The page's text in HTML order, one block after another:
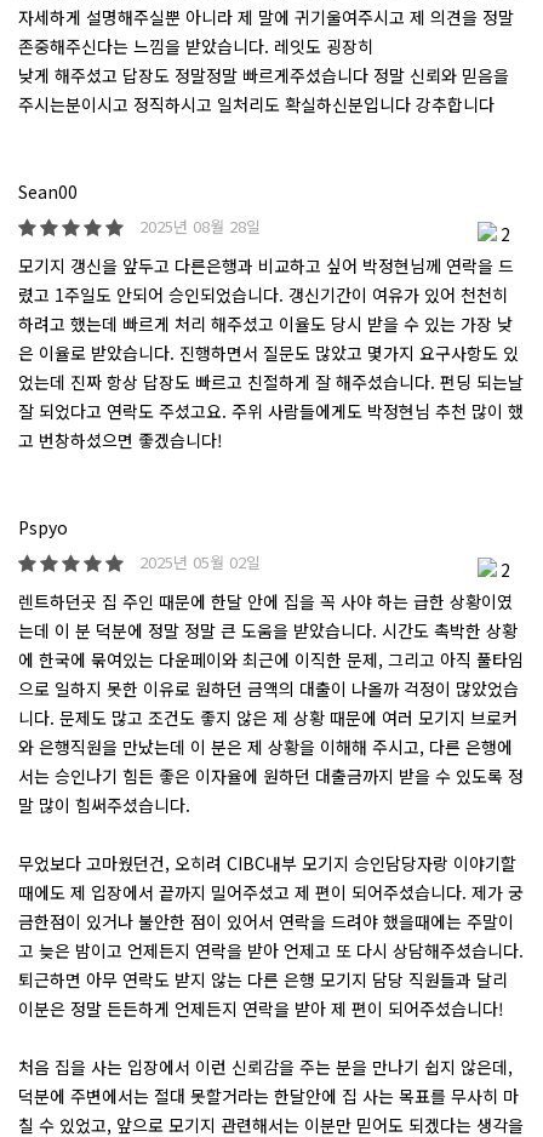
자세하게 설명해주실뿐 아니라 제 말에 귀기울여주시고 제 의견을 정말
존중해주신다는 느낌을 받았습니다. 레잇도 굉장히
낮게 해주셨고 답장도 정말정말 빠르게주셨습니다 정말 신뢰와 믿음을
주시는분이시고 정직하시고 일처리도 확실하신분입니다 강추합니다
Sean00
2025년 08월 28일
2
모기지 갱신을 앞두고 다른은행과 비교하고 싶어 박정현님께 연락을 드
렸고 1주일도 안되어 승인되었습니다. 갱신기간이 여유가 있어 천천히
하려고 했는데 빠르게 처리 해주셨고 이율도 당시 받을 수 있는 가장 낮
은 이율로 받았습니다. 진행하면서 질문도 많았고 몇가지 요구사항도 있
었는데 진짜 항상 답장도 빠르고 친절하게 잘 해주셨습니다. 펀딩 되는날
잘 되었다고 연락도 주셨고요. 주위 사람들에게도 박정현님 추천 많이 했
고 번창하셨으면 좋겠습니다!
Pspyo
2025년 05월 02일
2
렌트하던곳 집 주인 때문에 한달 안에 집을 꼭 사야 하는 급한 상황이였
는데 이 분 덕분에 정말 정말 큰 도움을 받았습니다. 시간도 촉박한 상황
에 한국에 묶여있는 다운페이와 최근에 이직한 문제, 그리고 아직 풀타임
으로 일하지 못한 이유로 원하던 금액의 대출이 나올까 걱정이 많았었습
니다. 문제도 많고 조건도 좋지 않은 제 상황 때문에 여러 모기지 브로커
와 은행직원을 만났는데 이 분은 제 상황을 이해해 주시고, 다른 은행에
서는 승인나기 힘든 좋은 이자율에 원하던 대출금까지 받을 수 있도록 정
말 많이 힘써주셨습니다.
무었보다 고마웠던건, 오히려 CIBC내부 모기지 승인담당자랑 이야기할
때에도 제 입장에서 끝까지 밀어주셨고 제 편이 되어주셨습니다. 제가 궁
금한점이 있거나 불안한 점이 있어서 연락을 드려야 했을때에는 주말이
고 늦은 밤이고 언제든지 연락을 받아 언제고 또 다시 상담해주셨습니다.
퇴근하면 아무 연락도 받지 않는 다른 은행 모기지 담당 직원들과 달리
이분은 정말 든든하게 언제든지 연락을 받아 제 편이 되어주셨습니다!
처음 집을 사는 입장에서 이런 신뢰감을 주는 분을 만나기 쉽지 않은데,
덕분에 주변에서는 절대 못할거라는 한달안에 집 사는 목표를 무사히 마
칠 수 있었고, 앞으로 모기지 관련해서는 이분만 믿어도 되겠다는 생각을